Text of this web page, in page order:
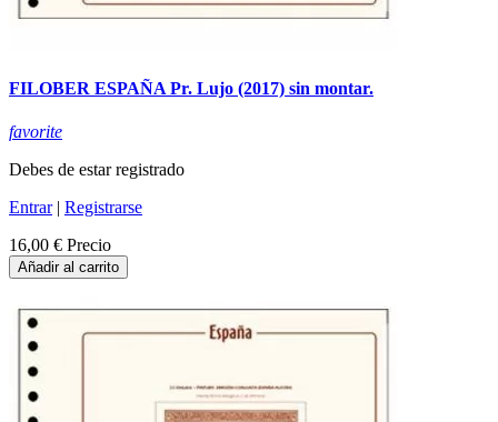
FILOBER ESPAÑA Pr. Lujo (2017) sin montar.
favorite
Debes de estar registrado
Entrar| Registrarse
16,00 € Precio
Añadir al carrito